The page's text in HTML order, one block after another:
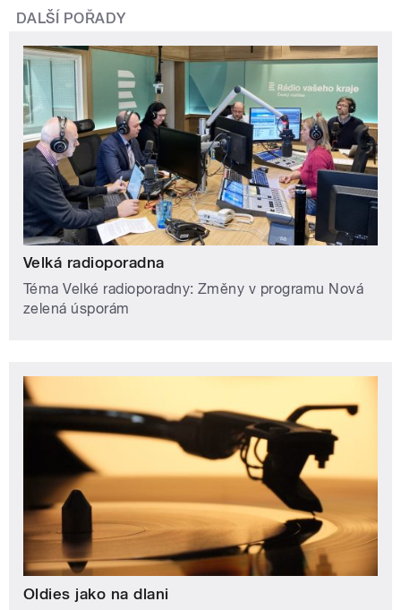
DALŠÍ POŘADY
Velká radioporadna
Téma Velké radioporadny: Změny v programu Nová
zelená úsporám
Oldies jako na dlani